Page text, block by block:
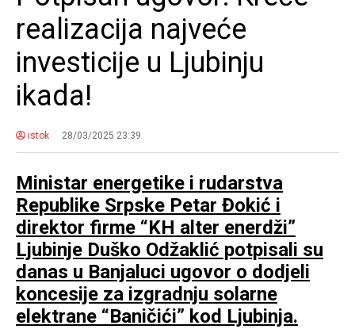
realizacija najveće
investicije u Ljubinju
ikada!
istok 28/03/2025 23:39
Ministar energetike i rudarstva
Republike Srpske Petar Đokić i
direktor firme “KH alter enerdži”
Ljubinje Duško Odžaklić potpisali su
danas u Banjaluci ugovor o dodjeli
koncesije za izgradnju solarne
elektrane “Baničići” kod Ljubinja.